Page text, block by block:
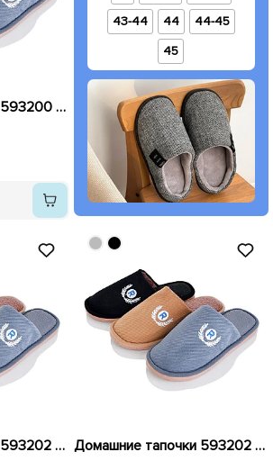
Домашние тапочки 593200 серый
43-44
44
44-45
45
Домашние тапочки 593202 черные Домашние тапочки 593202 коричневые